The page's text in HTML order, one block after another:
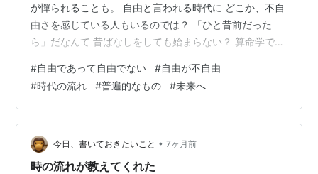
が憚られることも。 自由と言われる時代に どこか、不自
由さを感じている人もいるのでは？ 「ひと昔前だった
ら」だなんて 昔ばなしをしても始まらない？ 算命学では
す。 もしも、この部分が大きく変わってしまうと 将来的
に、人間社会が成り立たなくなる。 自由は、どこへ向か
って行っているのか。 その自由に、未来は？ 算命学では
「未来の星」という捉え方があり それは、明るい希望を
持てるモノ。 「未来の星」とは 次の世代に繋げていくこ
と。 『あなた…
#自由であって自由でない #自由が不自由
#時代の流れ #普遍的なもの #未来へ
今日、書いておきたいこと • 7ヶ月前
時の流れが教えてくれた